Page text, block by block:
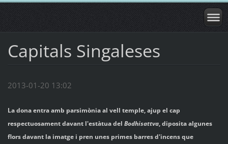
Capitals Singaleses
2013-01-20 13:02
La dona entra amb parsimònia al vell temple, ajup el cap
respectuosament davant l'estàtua del Bodhisattva, diposita algunes
flors davant la imatge i pren unes primes barres d'incens que